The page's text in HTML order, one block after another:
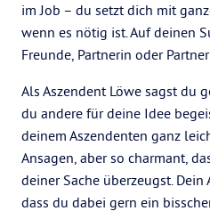
im Job – du setzt dich mit
wenn es nötig ist. Auf deinen
Freunde, Partnerin oder
Als Aszendent Löwe sagst du
du andere für deine Idee
deinem Aszendenten ganz
Ansagen, aber so charmant,
deiner Sache überzeugst.
dass du dabei gern ein